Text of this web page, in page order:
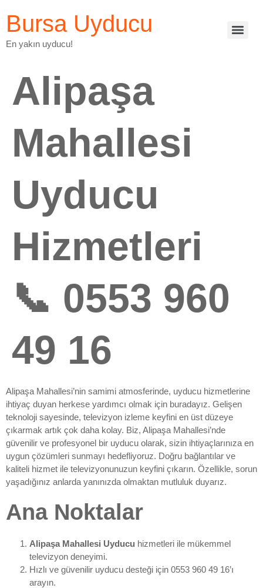
Bursa Uyducu
En yakın uyducu!
Alipaşa
Mahallesi
Uyducu
Hizmetleri
📞 0553 960
49 16
Alipaşa Mahallesi’nin samimi atmosferinde, uyducu hizmetlerine
ihtiyaç duyan herkese yardımcı olmak için buradayız. Gelişen
teknoloji sayesinde, televizyon izleme keyfini en üst düzeye
çıkarmak artık çok daha kolay. Biz, Alipaşa Mahallesi’nde
güvenilir ve profesyonel bir uyducu olarak, sizin ihtiyaçlarınıza en
uygun çözümleri sunmayı hedefliyoruz. Doğru bağlantılar ve
kaliteli hizmet ile televizyonunuzun keyfini çıkarın. Özellikle, sorun
yaşadığınız anlarda yanınızda olmaktan mutluluk duyarız.
Ana Noktalar
Alipaşa Mahallesi Uyducu hizmetleri ile mükemmel
televizyon deneyimi.
Hızlı ve güvenilir uyducu desteği için 0553 960 49 16’ı
arayın.